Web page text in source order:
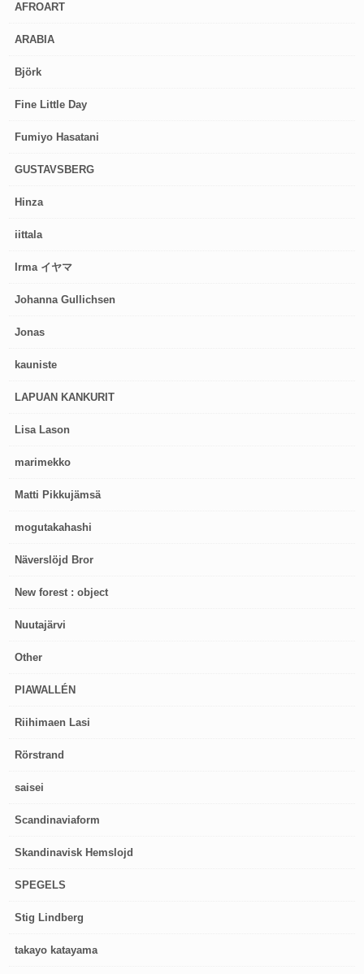
AFROART
ARABIA
Björk
Fine Little Day
Fumiyo Hasatani
GUSTAVSBERG
Hinza
iittala
Irma イヤマ
Johanna Gullichsen
Jonas
kauniste
LAPUAN KANKURIT
Lisa Lason
marimekko
Matti Pikkujämsä
mogutakahashi
Näverslöjd Bror
New forest : object
Nuutajärvi
Other
PIAWALLÉN
Riihimaen Lasi
Rörstrand
saisei
Scandinaviaform
Skandinavisk Hemslojd
SPEGELS
Stig Lindberg
takayo katayama